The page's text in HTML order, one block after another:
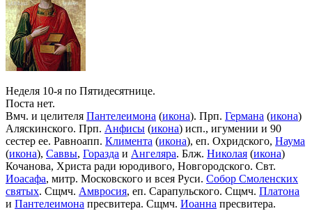
Неделя 10-я по Пятидесятнице.
Поста нет.
Вмч. и целителя Пантелеимона (икона). Прп. Германа (икона)
Аляскинского. Прп. Анфисы (икона) исп., игумении и 90
сестер ее. Равноапп. Климента (икона), еп. Охридского, Наума
(икона), Саввы, Горазда и Ангеляра. Блж. Николая (икона)
Кочанова, Христа ради юродивого, Новгородского. Свт.
Иоасафа, митр. Московского и всея Руси. Собор Смоленских
святых. Сщмч. Амвросия, еп. Сарапульского. Сщмч. Платона
и Пантелеимона пресвитера. Сщмч. Иоанна пресвитера.